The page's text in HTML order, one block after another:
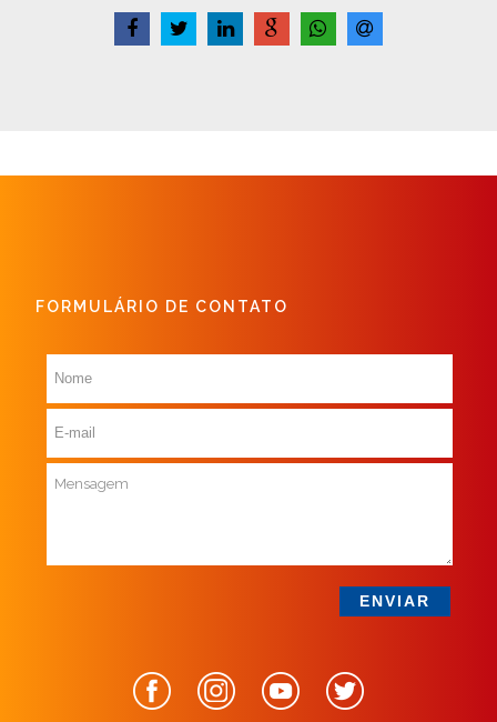
FORMULÁRIO DE CONTATO